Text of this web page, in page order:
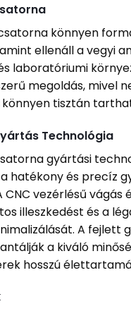
könnyen
ellenáll a vegyi
laboratóriumi
megoldás, mivel
tisztán
Technológia
gyártási
hatékony és precíz
vezérlésű vágás
illeszkedést és a
A fejlett
a kiváló
hosszú